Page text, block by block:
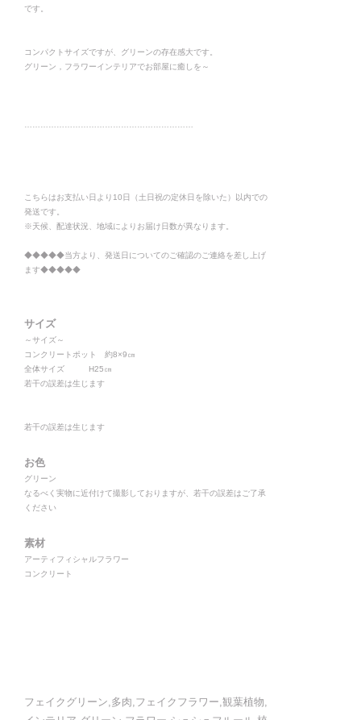
です。
コンパクトサイズですが、グリーンの存在感大です。
グリーン，フラワーインテリアでお部屋に癒しを～
こちらはお支払い日より10日（土日祝の定休日を除いた）以内での
発送です。
※天候、配達状況、地域によりお届け日数が異なります。
◆◆◆◆◆当方より、発送日についてのご確認のご連絡を差し上げ
ます◆◆◆◆◆
サイズ
～サイズ～
コンクリートポット 約8×9㎝
全体サイズ H25㎝
若干の誤差は生じます
若干の誤差は生じます
お色
グリーン
なるべく実物に近付けて撮影しておりますが、若干の誤差はご了承
ください
素材
アーティフィシャルフラワー
コンクリート
フェイクグリーン,多肉,フェイクフラワー,観葉植物,